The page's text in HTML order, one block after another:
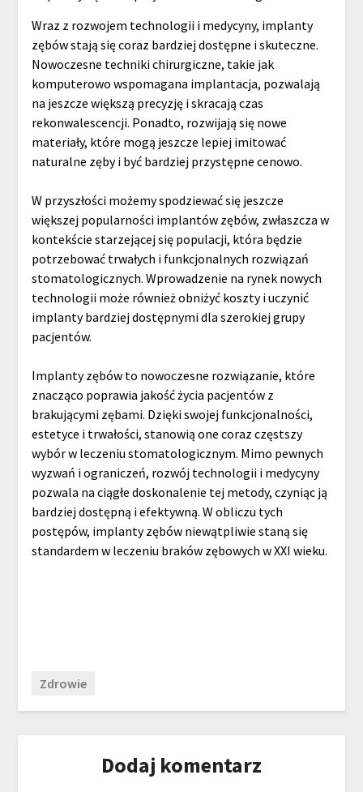
Wraz z rozwojem technologii i medycyny, implanty
zębów stają się coraz bardziej dostępne i skuteczne.
Nowoczesne techniki chirurgiczne, takie jak
komputerowo wspomagana implantacja, pozwalają
na jeszcze większą precyzję i skracają czas
rekonwalescencji. Ponadto, rozwijają się nowe
materiały, które mogą jeszcze lepiej imitować
naturalne zęby i być bardziej przystępne cenowo.
W przyszłości możemy spodziewać się jeszcze
większej popularności implantów zębów, zwłaszcza w
kontekście starzejącej się populacji, która będzie
potrzebować trwałych i funkcjonalnych rozwiązań
stomatologicznych. Wprowadzenie na rynek nowych
technologii może również obniżyć koszty i uczynić
implanty bardziej dostępnymi dla szerokiej grupy
pacjentów.
Implanty zębów to nowoczesne rozwiązanie, które
znacząco poprawia jakość życia pacjentów z
brakującymi zębami. Dzięki swojej funkcjonalności,
estetyce i trwałości, stanowią one coraz częstszy
wybór w leczeniu stomatologicznym. Mimo pewnych
wyzwań i ograniczeń, rozwój technologii i medycyny
pozwala na ciągłe doskonalenie tej metody, czyniąc ją
bardziej dostępną i efektywną. W obliczu tych
postępów, implanty zębów niewątpliwie staną się
standardem w leczeniu braków zębowych w XXI wieku.
Zdrowie
Dodaj komentarz